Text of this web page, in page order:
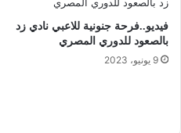
فيديو..فرحة جنونية للاعبي نادي زد
بالصعود للدوري المصري
9 يونيو، 2023